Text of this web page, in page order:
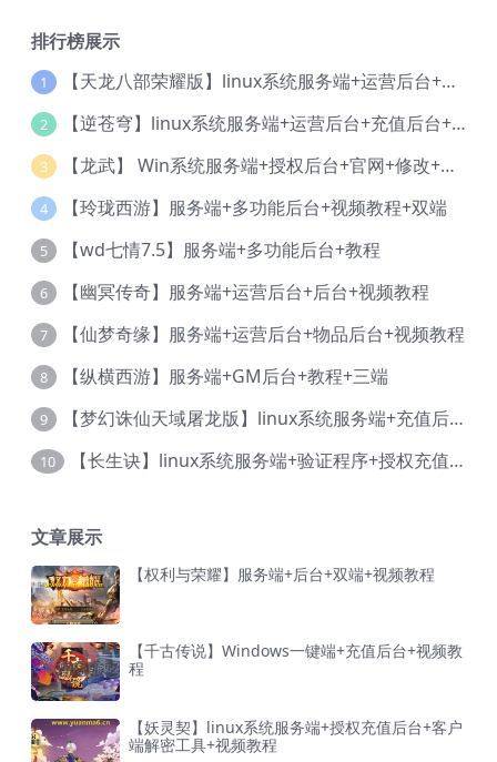
排行榜展示
1 【天龙八部荣耀版】linux系统服务端+运营后台+授权后台+视频教程
2 【逆苍穹】linux系统服务端+运营后台+充值后台+物品后台+视频教程
3 【龙武】 Win系统服务端+授权后台+官网+修改+视频教程
4 【玲珑西游】服务端+多功能后台+视频教程+双端
5 【wd七情7.5】服务端+多功能后台+教程
6 【幽冥传奇】服务端+运营后台+后台+视频教程
7 【仙梦奇缘】服务端+运营后台+物品后台+视频教程
8 【纵横西游】服务端+GM后台+教程+三端
9 【梦幻诛仙天域屠龙版】linux系统服务端+充值后台+本地验证+详细视频教程
10 【长生诀】linux系统服务端+验证程序+授权充值后台+安卓简体客户端+视频教程
文章展示
【权利与荣耀】服务端+后台+双端+视频教程
【千古传说】Windows一键端+充值后台+视频教
程
【妖灵契】linux系统服务端+授权充值后台+客户
端解密工具+视频教程